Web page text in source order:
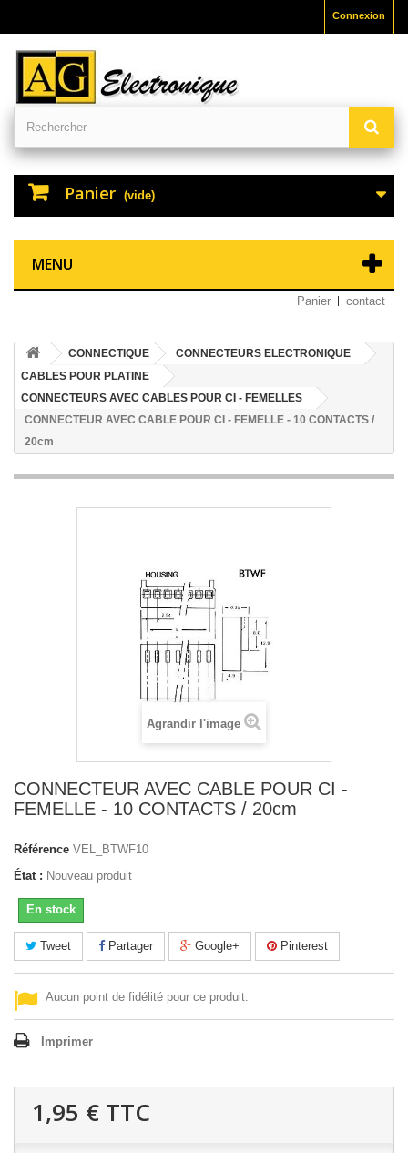
Connexion
Panier (vide)
MENU
Panier contact
CONNECTIQUE
CONNECTEURS ELECTRONIQUE
CABLES POUR PLATINE
CONNECTEURS AVEC CABLES POUR CI - FEMELLES
CONNECTEUR AVEC CABLE POUR CI - FEMELLE - 10 CONTACTS /
20cm
Agrandir l'image
CONNECTEUR AVEC CABLE POUR CI -
FEMELLE - 10 CONTACTS / 20cm
Référence VEL_BTWF10
État : Nouveau produit
En stock
Tweet Partager Google+ Pinterest
Aucun point de fidélité pour ce produit.
Imprimer
1,95 € TTC